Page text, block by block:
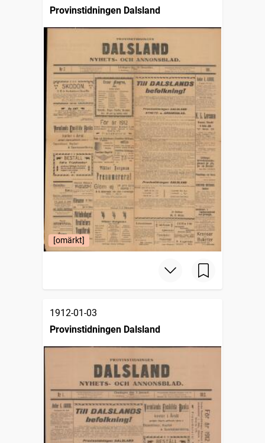
Provinstidningen Dalsland
[omärkt]
1912-01-03
Provinstidningen Dalsland